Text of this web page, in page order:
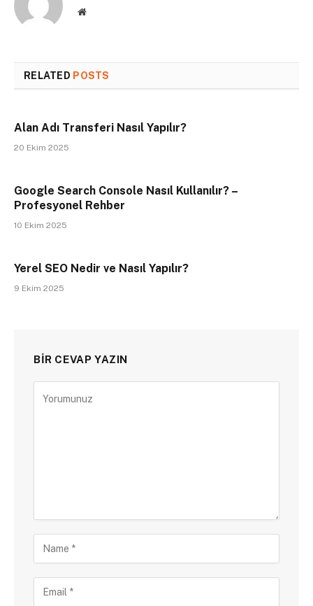
Website
RELATED POSTS
Alan Adı Transferi Nasıl Yapılır?
20 Ekim 2025
Google Search Console Nasıl Kullanılır? –
Profesyonel Rehber
10 Ekim 2025
Yerel SEO Nedir ve Nasıl Yapılır?
9 Ekim 2025
BIR CEVAP YAZIN